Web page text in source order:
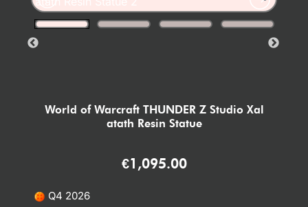
World of Warcraft THUNDER Z Studio Xal
atath Resin Statue
€1,095.00
Q4 2026